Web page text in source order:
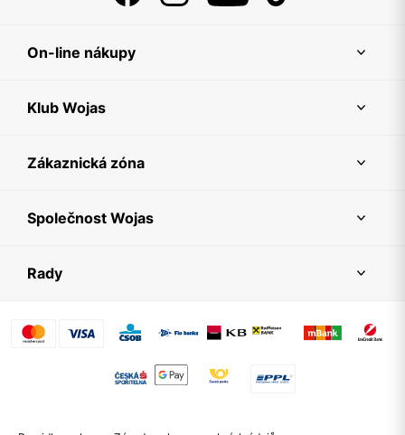
On-line nákupy
Klub Wojas
Zákaznická zóna
Společnost Wojas
Rady